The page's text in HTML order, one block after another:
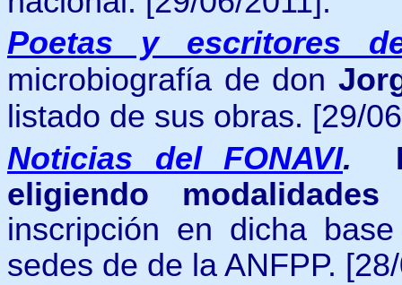
Poetas y escritores
microbiografía de don
listado de sus obras. [29/
Noticias del FONAVI.
eligiendo
inscripción en dicha
sedes de de la ANFPP.